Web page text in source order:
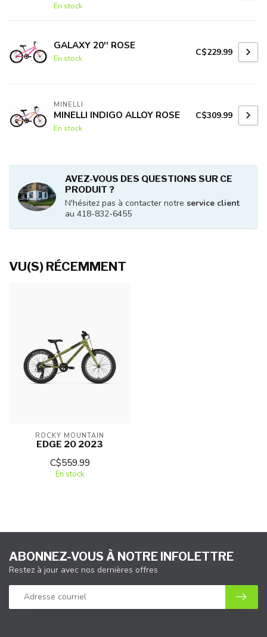
En stock
GALAXY 20'' ROSE
En stock
C$229.99
MINELLI
MINELLI INDIGO ALLOY ROSE
En stock
C$309.99
AVEZ-VOUS DES QUESTIONS SUR CE
PRODUIT ?
N'hésitez pas à contacter notre service client
au 418-832-6455
VU(S) RÉCEMMENT
ROCKY MOUNTAIN
EDGE 20 2023
C$559.99
En stock
ABONNEZ-VOUS À NOTRE INFOLETTRE
Restez à jour avec nos dernières offres